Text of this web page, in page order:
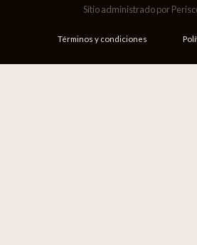
Sitio administrado por
Términos y condiciones